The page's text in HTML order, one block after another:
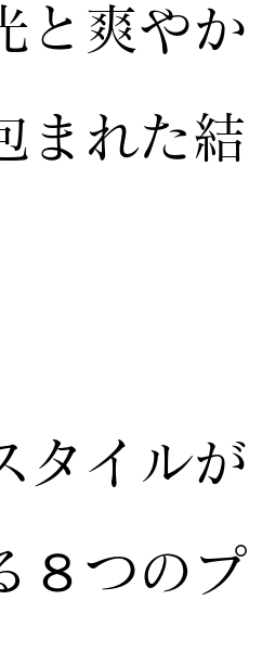
と爽やか
まれた結
タイルが
８つのプ